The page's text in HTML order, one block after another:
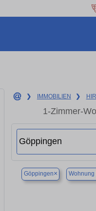
❯ IMMOBILIEN ❯
1-Zimmer-
Göppingen× Wohnung